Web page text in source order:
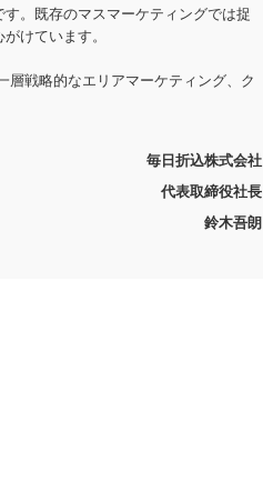
。既存のマスマーケティングでは捉
けています。
戦略的なエリアマーケティング、ク
毎日折込株式会社
代表取締役社長
鈴木吾朗